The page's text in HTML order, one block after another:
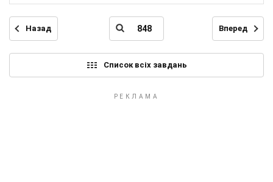
Назад Вперед
Список всіх завдань